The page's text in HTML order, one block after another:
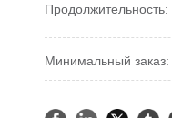
Продолжительность:
Минимальный заказ: